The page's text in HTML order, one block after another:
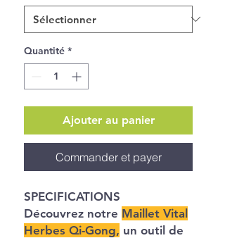
Quantité *
Ajouter au panier
Commander et payer
SPECIFICATIONS
Découvrez notre Maillet Vital
Herbes Qi-Gong, un outil de